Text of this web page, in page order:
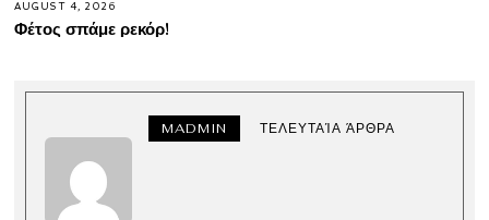
AUGUST 4, 2026
Φέτος σπάμε ρεκόρ!
MADMIN ΤΕΛΕΥΤΑΊΑ ΆΡΘΡΑ